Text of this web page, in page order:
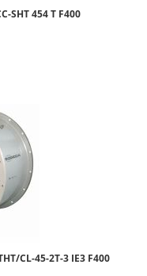
SHT 454 T F400
CL-45-2T-3 IE3 F400